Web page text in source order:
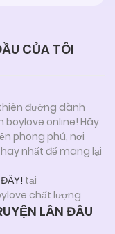
CỦA TÔI
đường dành
online! Hãy
phong phú, nơi
nhất để mang lại
tại
chất lượng
LẦN ĐẦU